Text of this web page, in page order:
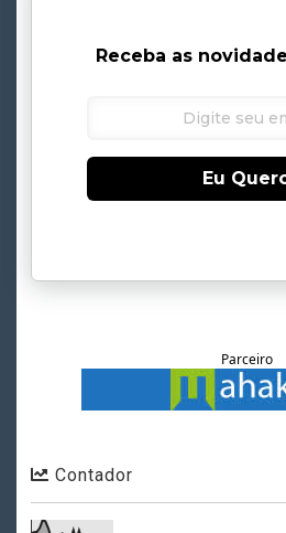
Receba as
Eu
Parceiro
Contador